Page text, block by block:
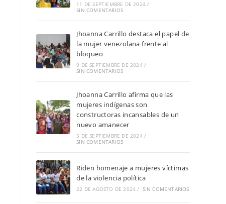
11 DE SEPTIEMBRE DE 2024 /
SIN COMENTARIOS
Jhoanna Carrillo destaca el papel de
la mujer venezolana frente al
bloqueo
9 DE SEPTIEMBRE DE 2024 /
SIN COMENTARIOS
Jhoanna Carrillo afirma que las
mujeres indígenas son
constructoras incansables de un
nuevo amanecer
5 DE SEPTIEMBRE DE 2024 /
SIN COMENTARIOS
Riden homenaje a mujeres víctimas
de la violencia política
22 DE AGOSTO DE 2024 / SIN COMENTARIOS